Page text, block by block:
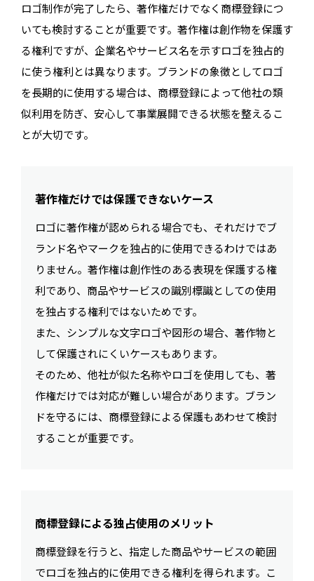
ロゴ制作が完了したら、著作権だけでなく商標登録につ
いても検討することが重要です。著作権は創作物を保護す
る権利ですが、企業名やサービス名を示すロゴを独占的
に使う権利とは異なります。ブランドの象徴としてロゴ
を長期的に使用する場合は、商標登録によって他社の類
似利用を防ぎ、安心して事業展開できる状態を整えるこ
とが大切です。
著作権だけでは保護できないケース
ロゴに著作権が認められる場合でも、それだけでブ
ランド名やマークを独占的に使用できるわけではあ
りません。著作権は創作性のある表現を保護する権
利であり、商品やサービスの識別標識としての使用
を独占する権利ではないためです。
また、シンプルな文字ロゴや図形の場合、著作物と
して保護されにくいケースもあります。
そのため、他社が似た名称やロゴを使用しても、著
作権だけでは対応が難しい場合があります。ブラン
ドを守るには、商標登録による保護もあわせて検討
することが重要です。
商標登録による独占使用のメリット
商標登録を行うと、指定した商品やサービスの範囲
でロゴを独占的に使用できる権利を得られます。こ